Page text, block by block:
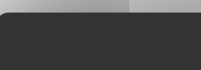
être traitées librement et sans
comme la